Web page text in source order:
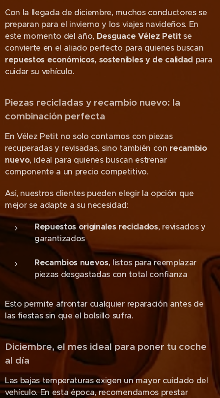
Con la llegada de diciembre, muchos conductores se
preparan para el invierno y los viajes navideños. En
este momento del año, Desguace Vélez Petit se
convierte en el aliado perfecto para quienes buscan
repuestos económicos, sostenibles y de calidad para
cuidar su vehículo.
Piezas recicladas y recambio nuevo: la
combinación perfecta
En Vélez Petit no solo contamos con piezas
recuperadas y revisadas, sino también con recambio
nuevo, ideal para quienes buscan estrenar
componente a un precio competitivo.
Así, nuestros clientes pueden elegir la opción que
mejor se adapte a su necesidad:
Repuestos originales reciclados, revisados y
garantizados
Recambios nuevos, listos para reemplazar
piezas desgastadas con total confianza
Esto permite afrontar cualquier reparación antes de
las fiestas sin que el bolsillo sufra.
Diciembre, el mes ideal para poner tu coche
al día
Las bajas temperaturas exigen un mayor cuidado del
vehículo. En esta época, recomendamos prestar